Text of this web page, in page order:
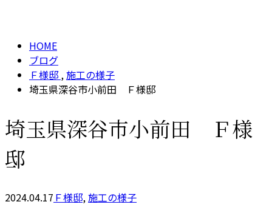
HOME
ブログ
Ｆ様邸 ,施工の様子
埼玉県深谷市小前田 Ｆ様邸
埼玉県深谷市小前田 Ｆ様
邸
2024.04.17 Ｆ様邸,施工の様子